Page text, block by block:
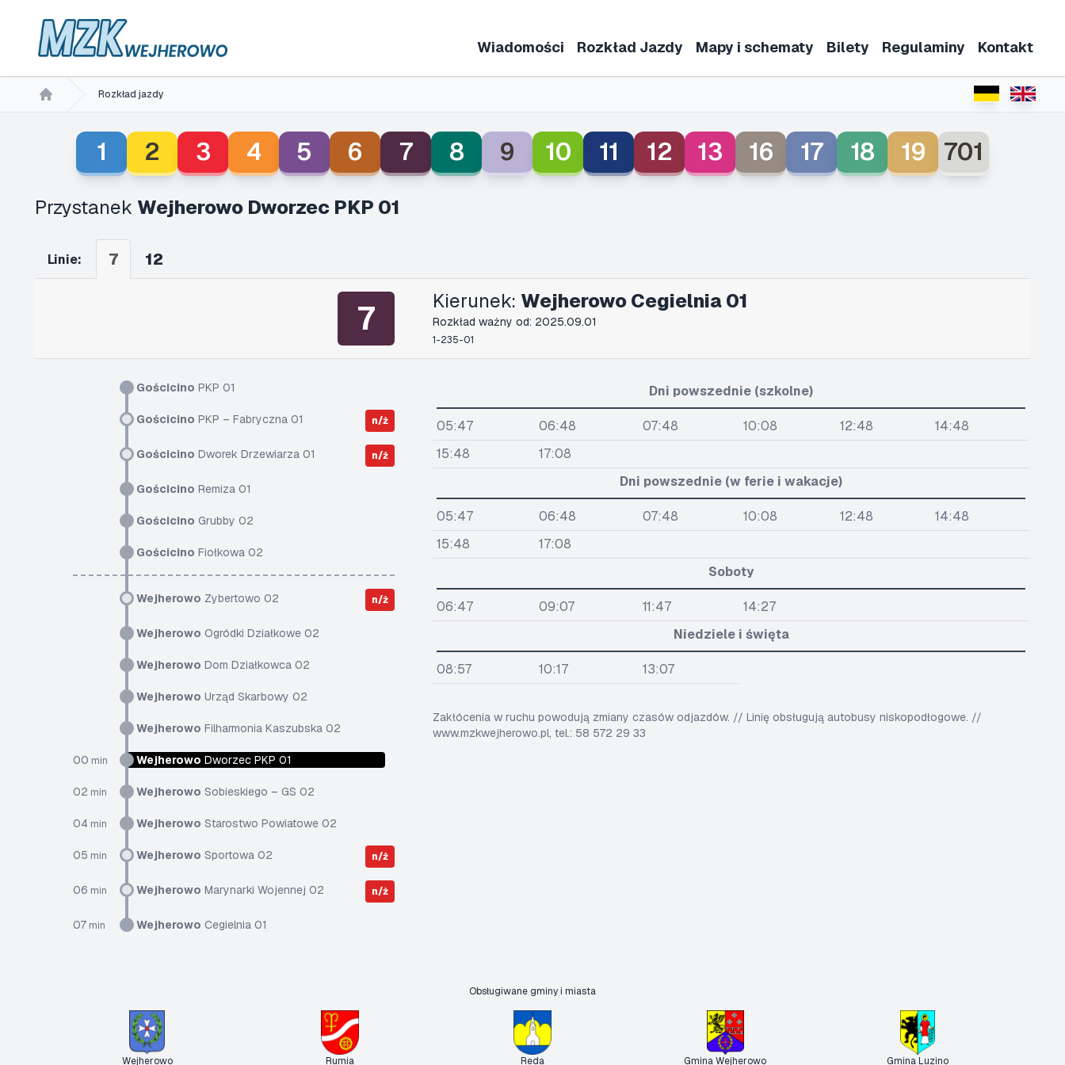
Wiadomości Rozkład Jazdy Mapy i schematy Bilety Regulaminy Kontakt
Rozkład jazdy
1 2 3 4 5 6 7 8 9 10 11 12 13 16 17 18 19 701
Przystanek Wejherowo Dworzec PKP 01
Linie: 7 12
7 Kierunek: Wejherowo Cegielnia 01
Rozkład ważny od: 2025.09.01
1-235-01
Gościcino PKP 01
Gościcino PKP – Fabryczna 01 n/ż
Gościcino Dworek Drzewiarza 01 n/ż
Gościcino Remiza 01
Gościcino Grubby 02
Gościcino Fiołkowa 02
Wejherowo Zybertowo 02 n/ż
Wejherowo Ogródki Działkowe 02
Wejherowo Dom Działkowca 02
Wejherowo Urząd Skarbowy 02
Wejherowo Filharmonia Kaszubska 02
00 min Wejherowo Dworzec PKP 01
02 min Wejherowo Sobieskiego – GS 02
04 min Wejherowo Starostwo Powiatowe 02
05 min Wejherowo Sportowa 02 n/ż
06 min Wejherowo Marynarki Wojennej 02 n/ż
07 min Wejherowo Cegielnia 01
Dni powszednie (szkolne)
05:47 06:48 07:48 10:08 12:48
14:48
15:48
17:08
Dni powszednie (w ferie i wakacje)
05:47 06:48 07:48 10:08 12:48
14:48
15:48
17:08
Soboty
06:47 09:07 11:47
14:27
Niedziele i święta
08:57 10:17 13:07
Zakłócenia w ruchu powodują zmiany czasów odjazdów. // Linię obsługują autobusy niskopodłogowe. //
www.mzkwejherowo.pl, tel.: 58 572 29 33
Obsługiwane gminy i miasta
Wejherowo Rumia Reda Gmina Wejherowo Gmina Luzino